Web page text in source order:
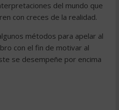
del mundo que
con creces de la realidad.
métodos para apelar al
con el fin de motivar al
se desempeñe por encima